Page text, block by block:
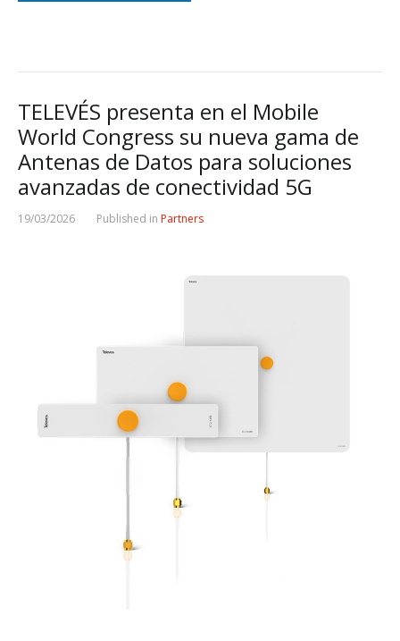
TELEVÉS presenta en el Mobile
World Congress su nueva gama de
Antenas de Datos para soluciones
avanzadas de conectividad 5G
19/03/2026 Published in Partners